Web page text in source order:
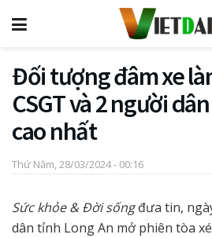
Đối tượng đâm xe
CSGT và 2 người
cao nhất
Thứ Năm, 28/03/2024 - 00:16
Sức khỏe & Đời sốngđưa tin,
dân tỉnh Long An mở phiên tòa